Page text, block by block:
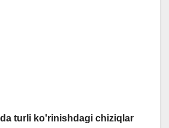
turli ko'rinishdagi chiziqlar